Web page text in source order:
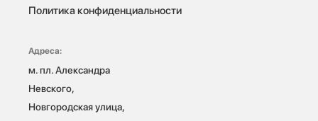
Политика конфиденциальности
Адреса:
м. пл. Александра
Невского,
Новгородская улица,